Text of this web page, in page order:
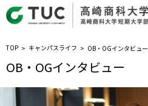
TOP キャンパスライフ OB・OGインタビュー
OB・OGインタビュー